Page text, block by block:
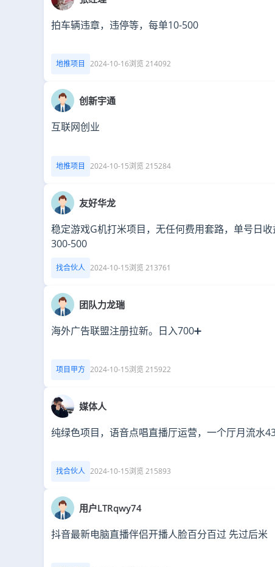
拍车辆违章，违停等，每单10-500
地推项目 2024-10-16浏览 214092
创新宇通
互联网创业
地推项目 2024-10-15浏览 215284
友好华龙
稳定游戏G机打米项目，无任何费用套路，单号日收
300-500
找合伙人 2024-10-15浏览 213761
团队力龙瑞
海外广告联盟注册拉新。日入700➕
项目甲方 2024-10-15浏览 215922
媒体人
纯绿色项目，语音点唱直播厅运营，一个厅月流水
找合伙人 2024-10-15浏览 215893
用户LTRqwy74
抖音最新电脑直播伴侣开播人脸百分百过 先过后米